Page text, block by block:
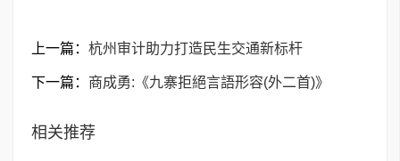
上一篇： 杭州审计助力打造民生交通新标杆
下一篇： 商成勇:《九寨拒絕言語形容(外二首)》
相关推荐